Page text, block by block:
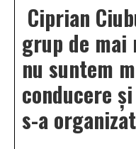
Ciprian
grup de
nu suntem
conducere
s-a